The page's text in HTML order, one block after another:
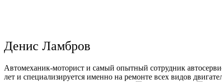
Денис Ламбров
Автомеханик-моторист и самый опытный сотрудник
лет и специализируется именно на ремонте всех видов